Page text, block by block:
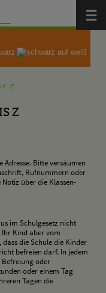
- Z
Z
Bitte versäumen
Rufnummern oder
über die Klassen­
im Schulgesetz nicht
Ihr Kind aber vom
die Schule die Kinder
befreien darf. In jedem
oder
oder einem Tag
Tagen die